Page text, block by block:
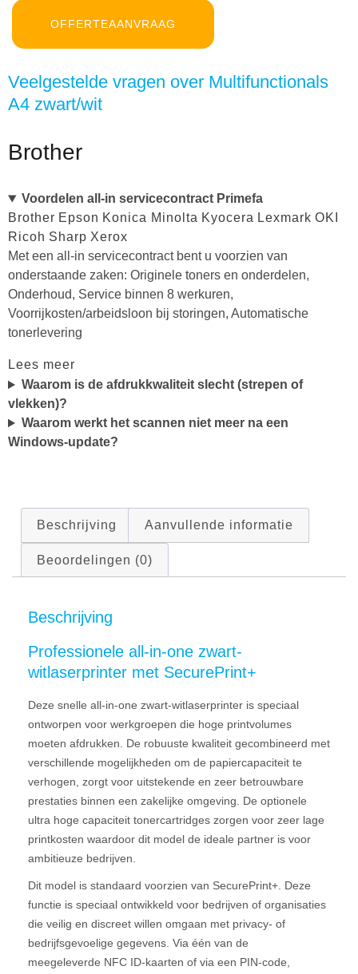
OFFERTEAANVRAAG
Veelgestelde vragen over Multifunctionals
A4 zwart/wit
Brother
Voordelen all-in servicecontract Primefa
Brother Epson Konica Minolta Kyocera Lexmark OKI
Ricoh Sharp Xerox
Met een all-in servicecontract bent u voorzien van
onderstaande zaken: Originele toners en onderdelen,
Onderhoud, Service binnen 8 werkuren,
Voorrijkosten/arbeidsloon bij storingen, Automatische
tonerlevering
Lees meer
Waarom is de afdrukkwaliteit slecht (strepen of
vlekken)?
Waarom werkt het scannen niet meer na een
Windows-update?
Beschrijving Aanvullende informatie
Beoordelingen (0)
Beschrijving
Professionele all-in-one zwart-
witlaserprinter met SecurePrint+
Deze snelle all-in-one zwart-witlaserprinter is speciaal
ontworpen voor werkgroepen die hoge printvolumes
moeten afdrukken. De robuuste kwaliteit gecombineerd met
verschillende mogelijkheden om de papiercapaciteit te
verhogen, zorgt voor uitstekende en zeer betrouwbare
prestaties binnen een zakelijke omgeving. De optionele
ultra hoge capaciteit tonercartridges zorgen voor zeer lage
printkosten waardoor dit model de ideale partner is voor
ambitieuze bedrijven.
Dit model is standaard voorzien van SecurePrint+. Deze
functie is speciaal ontwikkeld voor bedrijven of organisaties
die veilig en discreet willen omgaan met privacy- of
bedrijfsgevoelige gegevens. Via één van de
meegeleverde NFC ID-kaarten of via een PIN-code,